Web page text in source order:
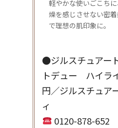
軽やかな使いごこち
燥を感じさせない密
で理想の肌印象に。
●ジルスチュアー
トデュー ハイラ
円／ジルスチュ
ィ
0120-878-652